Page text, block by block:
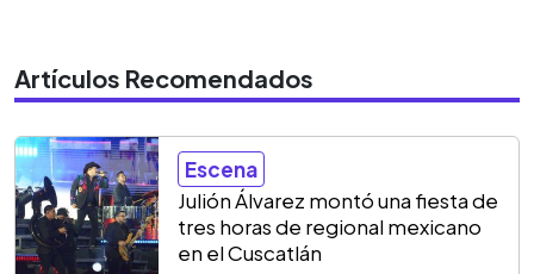
Artículos Recomendados
Escena
Julión Álvarez montó una fiesta de
tres horas de regional mexicano
en el Cuscatlán